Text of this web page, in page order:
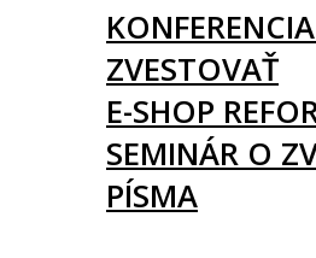
ZVESTOVAŤ
E-SHOP
SEMINÁR O
PÍSMA